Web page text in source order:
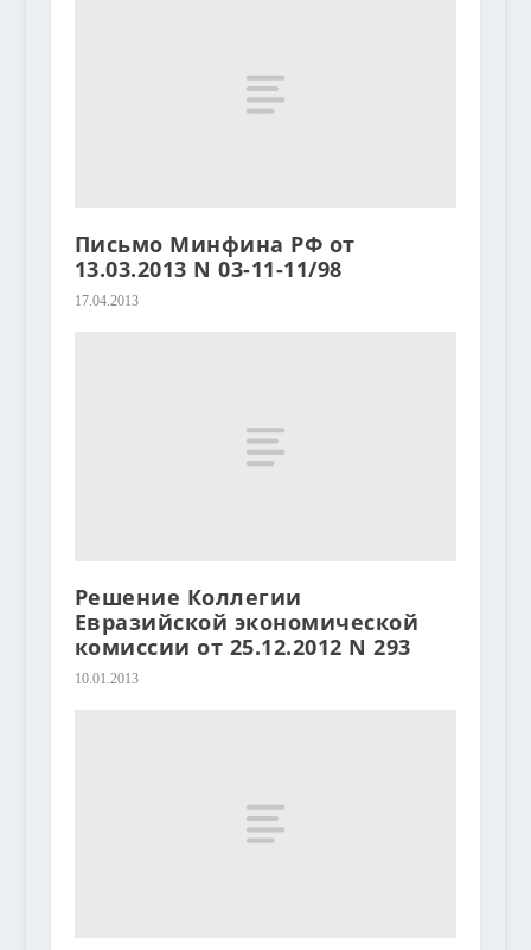
Письмо Минфина РФ от
13.03.2013 N 03-11-11/98
17.04.2013
Решение Коллегии
Евразийской экономической
комиссии от 25.12.2012 N 293
10.01.2013